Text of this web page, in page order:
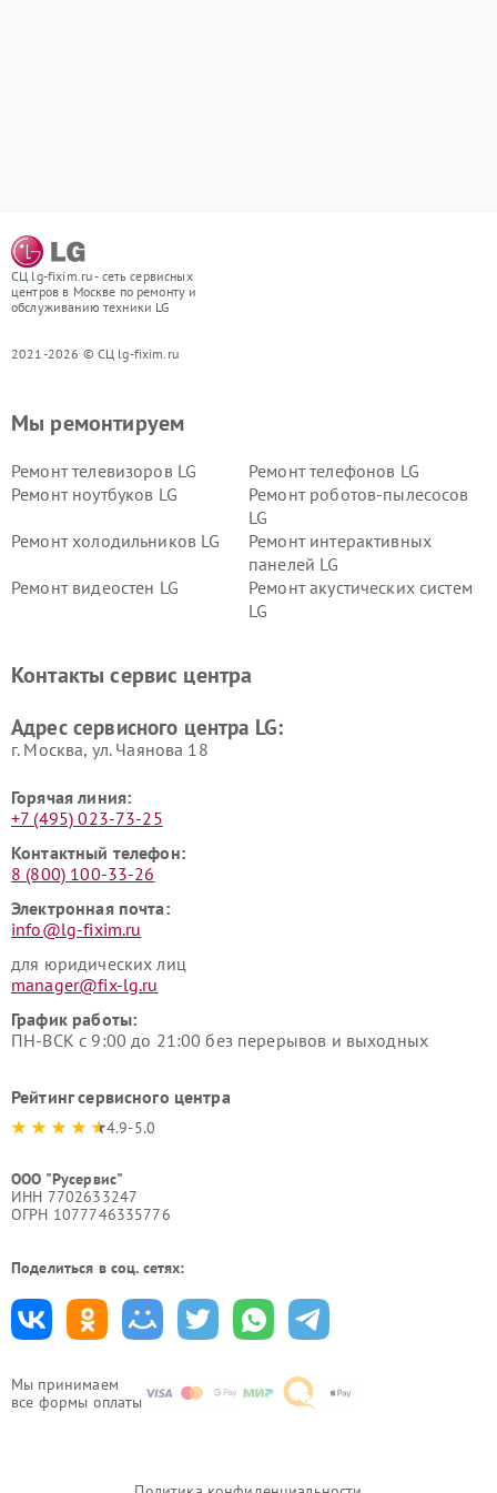
СЦ lg-fixim.ru - сеть сервисных
центров в Москве по ремонту и
обслуживанию техники LG
2021-2026 © СЦ lg-fixim.ru
Мы принимаем
все формы оплаты
Мы ремонтируем
Ремонт телевизоров LG
Ремонт телефонов LG
Ремонт ноутбуков LG
Ремонт роботов-пылесосов
LG
Ремонт холодильников LG
Ремонт интерактивных
панелей LG
Ремонт видеостен LG
Ремонт акустических систем
LG
Ремонт морозильных камер
Ремонт вертикальных
Контакты сервис центра
Адрес сервисного центра LG:
г. Москва, ул. Чаянова 18
Горячая линия:
+7 (495) 023-73-25
Контактный телефон:
8 (800) 100-33-26
Электронная почта:
info@lg-fixim.ru
для юридических лиц
manager@fix-lg.ru
График работы:
ПН-ВСК с 9:00 до 21:00 без перерывов и выходных
Рейтинг сервисного центра
4.9-5.0
ООО "Русервис"
ИНН 7702633247
ОГРН 1077746335776
Поделиться в соц. сетях: